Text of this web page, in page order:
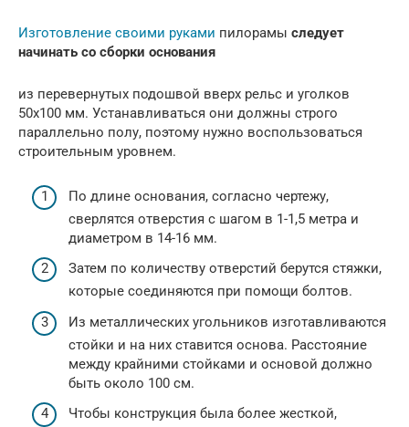
Изготовление своими руками пилорамы следует
начинать со сборки основания
из перевернутых подошвой вверх рельс и уголков
50х100 мм. Устанавливаться они должны строго
параллельно полу, поэтому нужно воспользоваться
строительным уровнем.
По длине основания, согласно чертежу,
сверлятся отверстия с шагом в 1-1,5 метра и
диаметром в 14-16 мм.
Затем по количеству отверстий берутся стяжки,
которые соединяются при помощи болтов.
Из металлических угольников изготавливаются
стойки и на них ставится основа. Расстояние
между крайними стойками и основой должно
быть около 100 см.
Чтобы конструкция была более жесткой,